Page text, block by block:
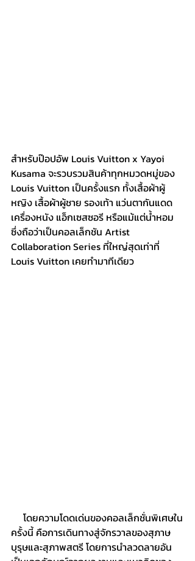
สำหรับป๊อปอัพ Louis Vuitton x Yayoi
Kusama จะรวบรวมสินค้าทุกหมวดหมู่ของ
Louis Vuitton เป็นครั้งแรก ทั้งเสื้อผ้าผู้
หญิง เสื้อผ้าผู้ชาย รองเท้า แว่นตากันแดด
เครื่องหนัง แอ็กเซสซอรี หรือแม้แต่น้ำหอม
ซึ่งถือว่าเป็นคอลเล็กชัน Artist
Collaboration Series ที่ใหญ่สุดเท่าที่
Louis Vuitton เคยทำมาทีเดียว
ครั้งนี้ คือการเดินทางสู่จักรวาลของสุภาษ
บุรุษและสุภาพสตรี โดยการนำลวดลายอัน